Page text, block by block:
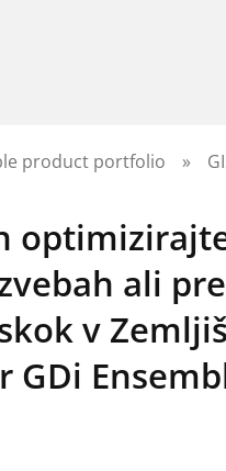
product portfolio »
ali
v
GDi